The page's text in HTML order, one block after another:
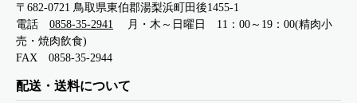
〒682-0721 鳥取県東伯郡湯梨浜町田後1455-1
電話 0858-35-2941
月・木～日曜日 11：00～19：00(精肉小
売・焼肉飲食)
FAX 0858-35-2944
配送・送料について